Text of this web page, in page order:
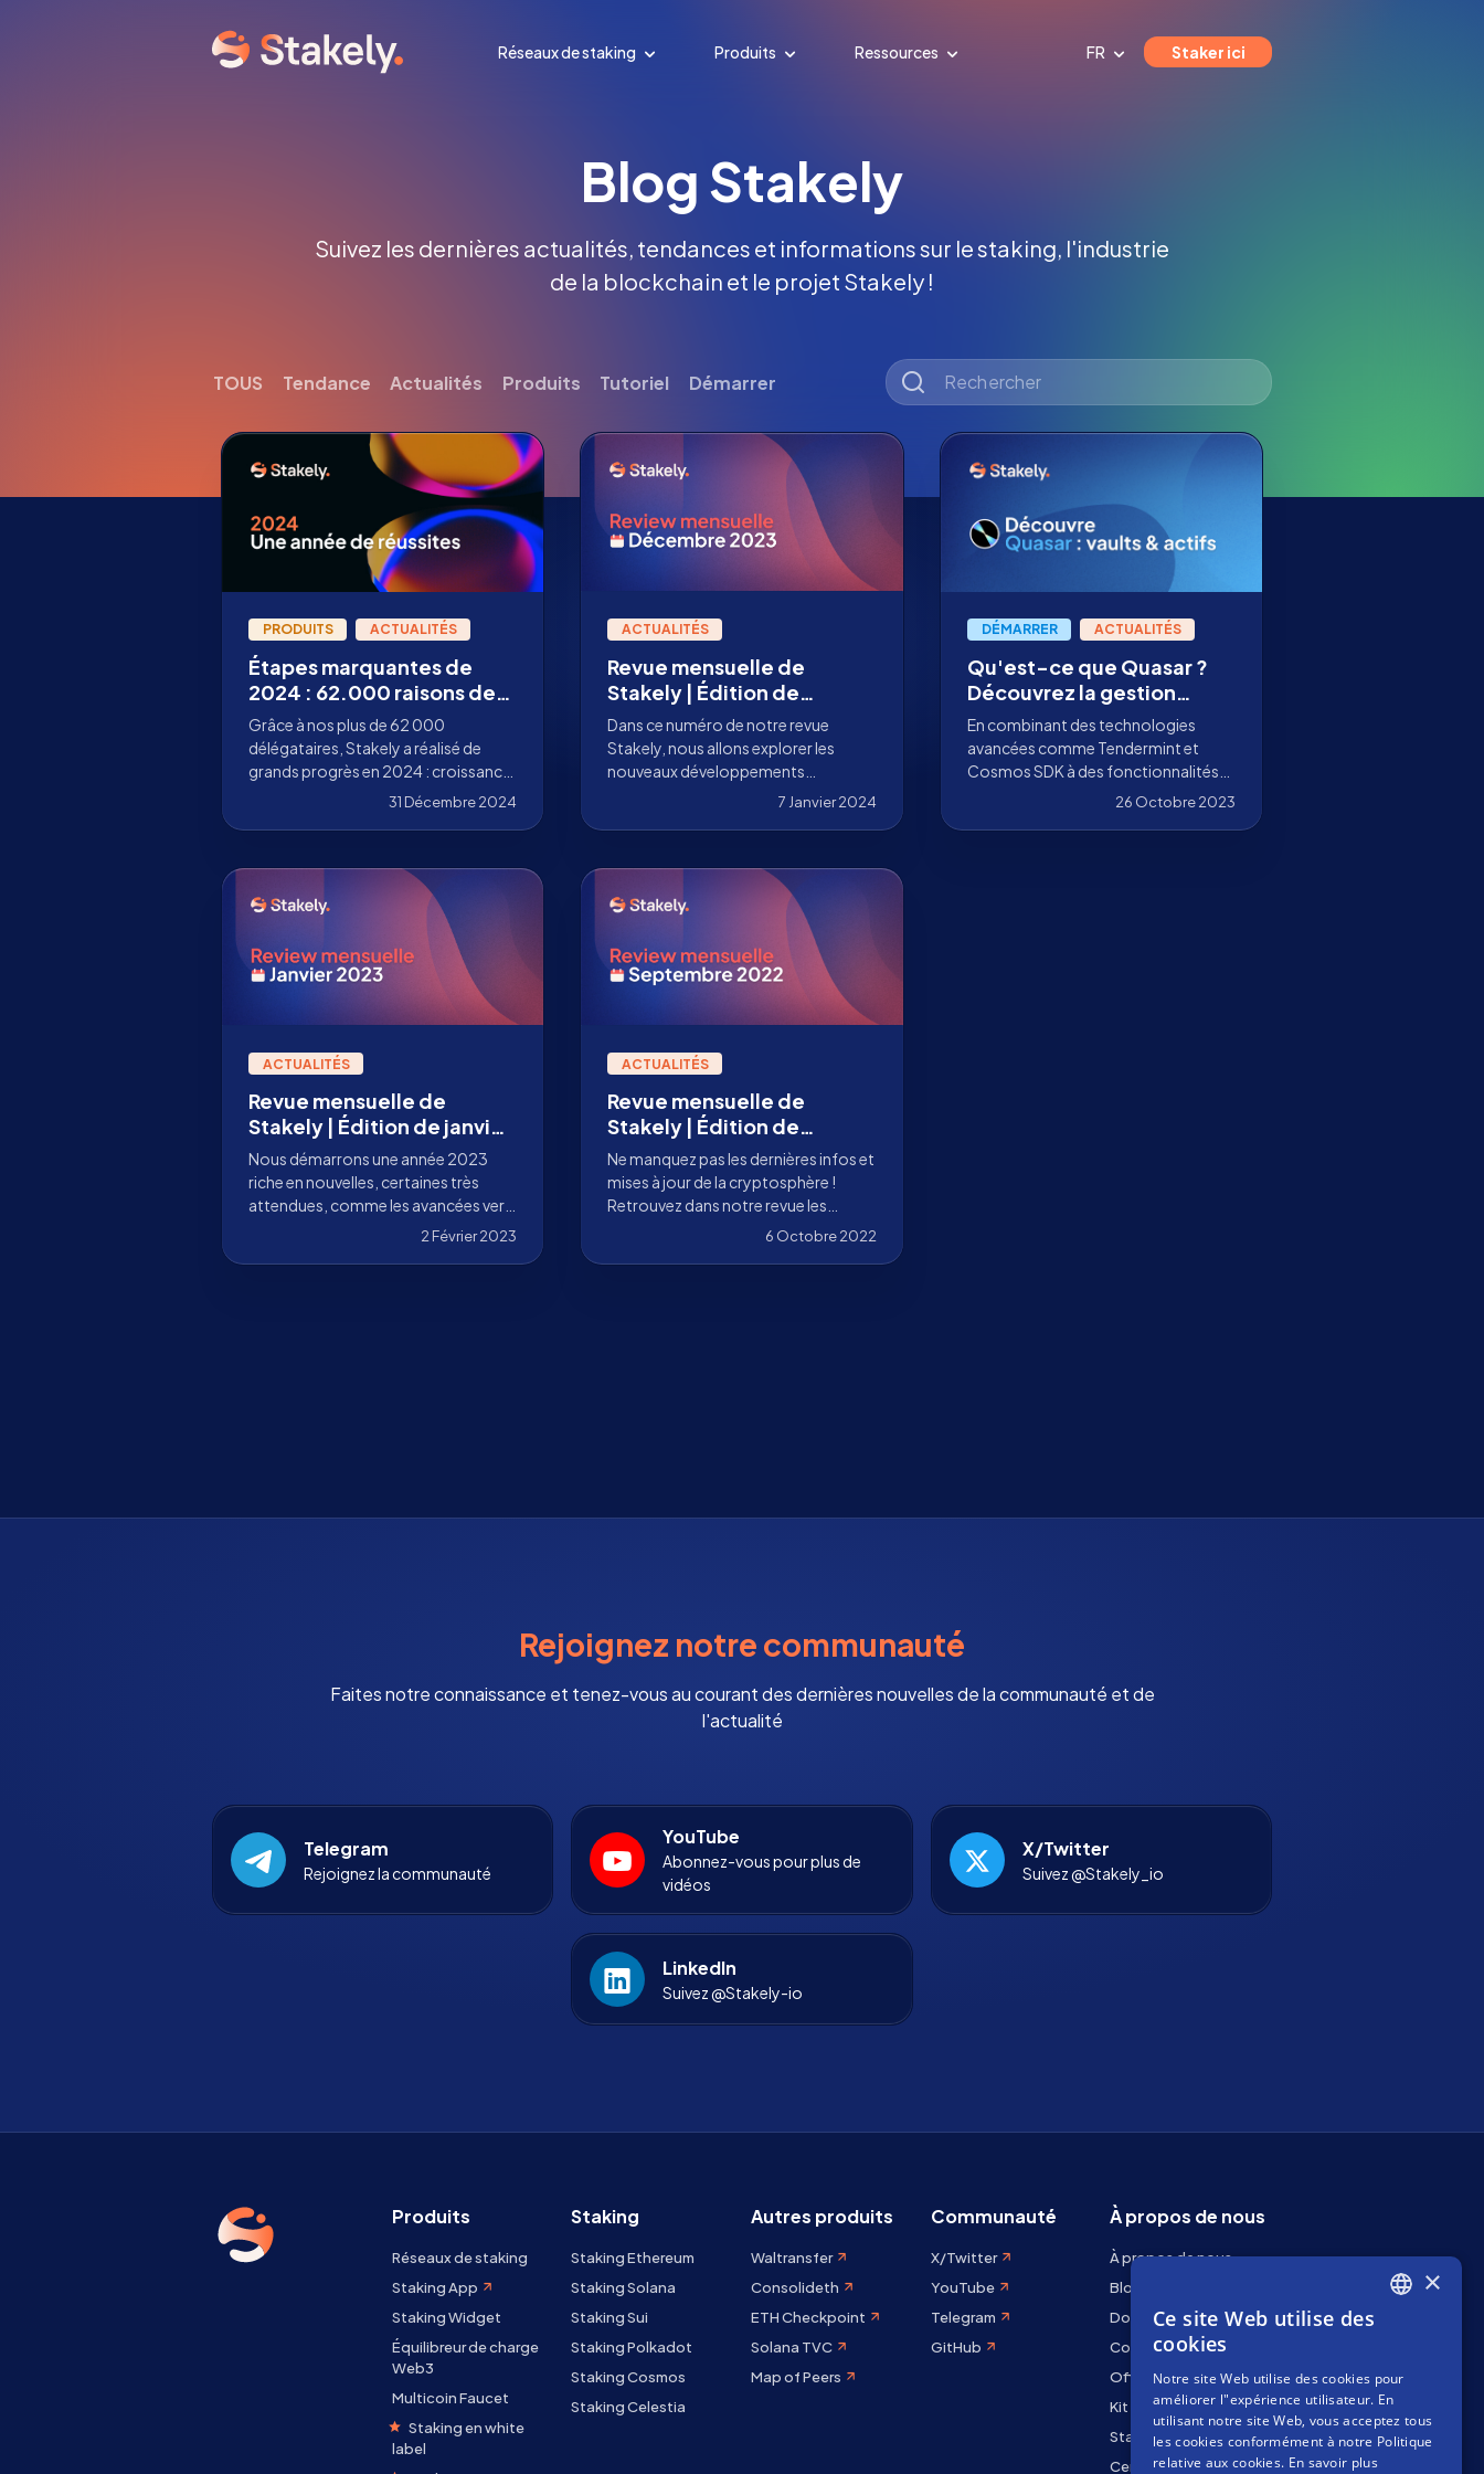
Réseaux de staking Produits Ressources FR Staker ici
Blog Stakely
Suivez les dernières actualités, tendances et informations sur le staking, l'industrie
de la blockchain et le projet Stakely !
TOUS Tendance Actualités Produits Tutoriel Démarrer
PRODUITS ACTUALITÉS
Étapes marquantes de
2024 : 62.000 raisons de
célébrer
Grâce à nos plus de 62 000
délégataires, Stakely a réalisé de
grands progrès en 2024 : croissance
de la délégation, nouveaux produits,
31 Décembre 2024
ACTUALITÉS
Revue mensuelle de
Stakely | Édition de
décembre 2023
Dans ce numéro de notre revue
Stakely, nous allons explorer les
nouveaux développements
annoncés en décembre de vos7 Janvier 2024
DÉMARRER ACTUALITÉS
Qu'est-ce que Quasar ?
Découvrez la gestion
d'actifs décentralisée
En combinant des technologies
avancées comme Tendermint et
Cosmos SDK à des fonctionnalités
innovantes, Quasar vise à redéfinir la
26 Octobre 2023
ACTUALITÉS
Revue mensuelle de
Stakely | Édition de janvier
2023
Nous démarrons une année 2023
riche en nouvelles, certaines très
attendues, comme les avancées vers
l'activation des retraits de staking sur
2 Février 2023
ACTUALITÉS
Revue mensuelle de
Stakely | Édition de
septembre 2022
Ne manquez pas les dernières infos et
mises à jour de la cryptosphère !
Retrouvez dans notre revue les
actualités crypto du mois de6 Octobre 2022
Rejoignez notre communauté
Faites notre connaissance et tenez-vous au courant des dernières nouvelles de la communauté et de
l'actualité
Telegram
Rejoignez la communauté
YouTube
Abonnez-vous pour plus de
vidéos
X/Twitter
Suivez @Stakely_io
LinkedIn
Suivez @Stakely-io
Produits
Réseaux de staking
Staking App
Staking Widget
Équilibreur de charge
Web3
Multicoin Faucet
Staking en white
label
Staking
Staking Ethereum
Staking Solana
Staking Sui
Staking Polkadot
Staking Cosmos
Staking Celestia
Autres produits
Waltransfer
Consolideth
ETH Checkpoint
Solana TVC
Map of Peers
Communauté
X/Twitter
YouTube
Telegram
GitHub
À propos de nous
À propos de nous
Blog
Docs
Contactez-nous
Offres d'emploi
Kit de marque
Staking Rewards
Centre de
FRENCH
×
Ce site Web utilise des
cookies
Notre site Web utilise des cookies pour
améliorer l"expérience utilisateur. En
utilisant notre site Web, vous acceptez tous
les cookies conformément à notre Politique
relative aux cookies. En savoir plus